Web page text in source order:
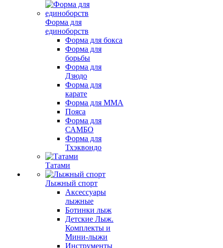
Форма для
единоборств
Форма для бокса
Форма для
борьбы
Форма для
Дзюдо
Форма для
карате
Форма для MMA
Пояса
Форма для
САМБО
Форма для
Тхэквондо
Татами
Лыжный спорт
Аксессуары
лыжные
Ботинки лыж
Детские Лыж.
Комплекты и
Мини-лыжи
Инструменты